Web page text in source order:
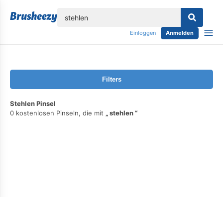
Einloggen Anmelden
Filters
Stehlen Pinsel
0 kostenlosen Pinseln, die mit
stehlen